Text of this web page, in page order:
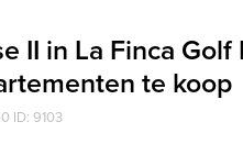
II in La Finca Golf
te koop
ID: 9103